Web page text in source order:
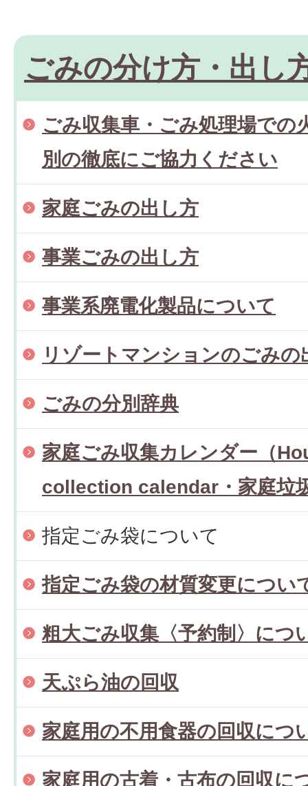
ごみの分け方・出し
ごみ収集車・ごみ処理場での
別の徹底にご協力ください
家庭ごみの出し方
事業ごみの出し方
事業系廃電化製品について
リゾートマンションのごみの
ごみの分別辞典
家庭ごみ収集カレンダー（
collection calendar・家庭垃
指定ごみ袋について
指定ごみ袋の材質変更につい
粗大ごみ収集〈予約制〉につ
天ぷら油の回収
家庭用の不用食器の回収につ
家庭用の古着・古布の回収に